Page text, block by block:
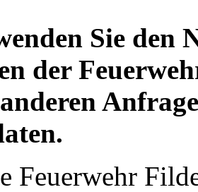
Sie den
der
Feuerwehr